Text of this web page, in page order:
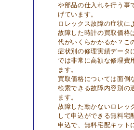
や部品の仕入れを行う事
げています。
ロレックス故障の症状に
故障した時計の買取価格
代がいくらかかるか？こ
症状別の修理実績データ
では非常に高額な修理費
ます。
買取価格については面倒
検索できる故障内容別の
ます。
故障した動かないロレッ
して申込ができる無料宅
申込で、無料宅配キット